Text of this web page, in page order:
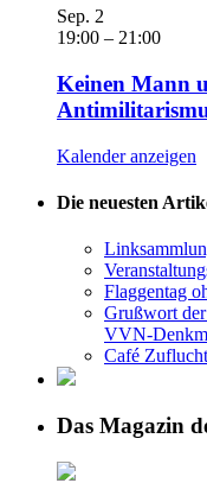
Sep. 2
19:00 – 21:00
Keinen Mann
Kalender anzeigen
Die neuesten
Flaggentag
Grußwort
VVN-
Café
Das Magazin